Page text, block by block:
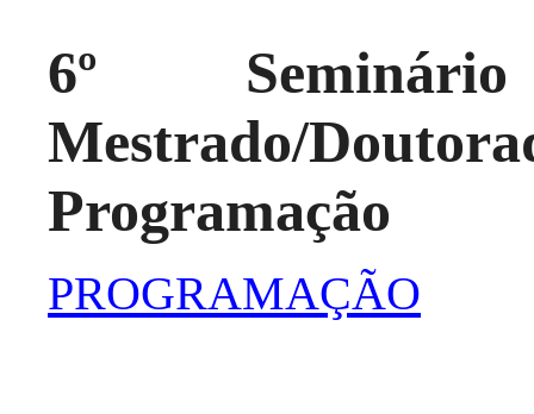
6º Seminário
Mestrado/
Programação
PROGRAMAÇÃO